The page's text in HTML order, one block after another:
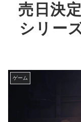
売日決
シリー
ゲーム